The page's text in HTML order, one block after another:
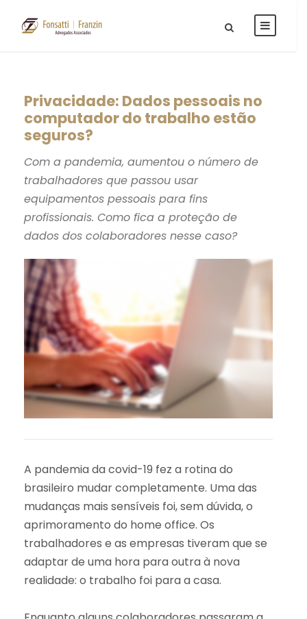
Privacidade: Dados pessoais no
computador do trabalho estão
seguros?
Com a pandemia, aumentou o número de
trabalhadores que passou usar
equipamentos pessoais para fins
profissionais. Como fica a proteção de
dados dos colaboradores nesse caso?
A pandemia da covid-19 fez a rotina do
brasileiro mudar completamente. Uma das
mudanças mais sensíveis foi, sem dúvida, o
aprimoramento do home office. Os
trabalhadores e as empresas tiveram que se
adaptar de uma hora para outra à nova
realidade: o trabalho foi para a casa.